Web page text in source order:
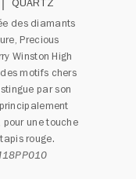
des diamants
Precious
Winston High
motifs chers
par son
une touche
rouge.